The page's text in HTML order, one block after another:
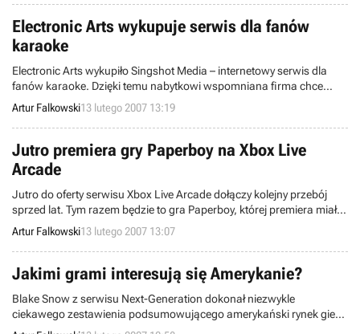
temat nadchodzącej pozycji o nazwie Star Wars: The Force
Unleashed, zaczerpniętych z najświeższego numeru
amerykańskiego magazynu Game Informer.
Electronic Arts wykupuje serwis dla fanów
karaoke
Electronic Arts wykupiło Singshot Media – internetowy serwis dla
fanów karaoke. Dzięki temu nabytkowi wspomniana firma chce
promować twórczość użytkowników. Nie zdradzono jeszcze, na
czym dokładnie ma to polegać. Wiadomo jednak, że osoby
odpowiedzialne za serwis znalazły zatrudnienie w oddziale
zajmującym się grami z cyklu Sims.
Artur Falkowski13 lutego 2007 13:19
Jutro premiera gry Paperboy na Xbox Live
Arcade
Jutro do oferty serwisu Xbox Live Arcade dołączy kolejny przebój
sprzed lat. Tym razem będzie to gra Paperboy, której premiera miała
miejsce w 1984 roku. Wersja na X360 posiadać będzie lekko
poprawioną grafikę oraz oprawę dźwiękową. Gracze będą mieli
również możliwość zabawy w trybie multiplayer.
Artur Falkowski13 lutego 2007 13:07
Jakimi grami interesują się Amerykanie?
Blake Snow z serwisu Next-Generation dokonał niezwykle
ciekawego zestawienia podsumowującego amerykański rynek gier
w 2006 roku. Można się z niego dowiedzieć, jakie gatunki najlepiej